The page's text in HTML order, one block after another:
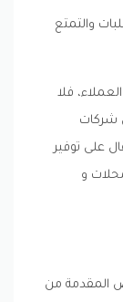
والتمتع
فلا
شركات
على توفير
و
المقدمة من